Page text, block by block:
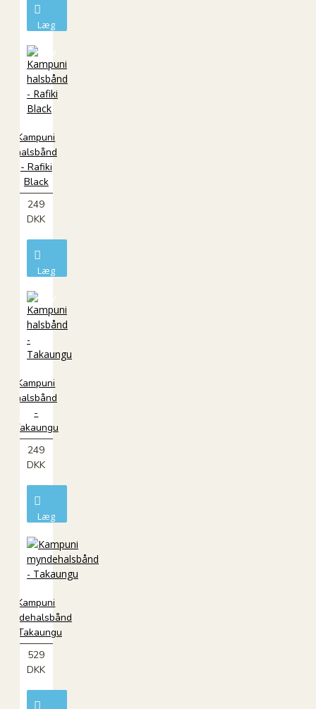
Læg
kurv
Kampuni
halsbånd
- Rafiki
Black
249
DKK
Læg
kurv
Kampuni
halsbånd
-
Takaungu
249
DKK
Læg
kurv
Kampuni
myndehalsbånd
- Takaungu
529
DKK